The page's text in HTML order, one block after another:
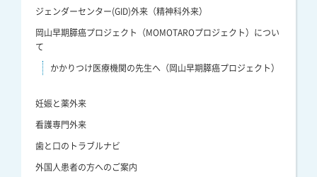
ジェンダーセンター(GID)外来（精神科外来）
岡山早期膵癌プロジェクト（MOMOTAROプロジェクト）につい
て
かかりつけ医療機関の先生へ（岡山早期膵癌プロジェクト）
妊娠と薬外来
看護専門外来
歯と口のトラブルナビ
外国人患者の方へのご案内